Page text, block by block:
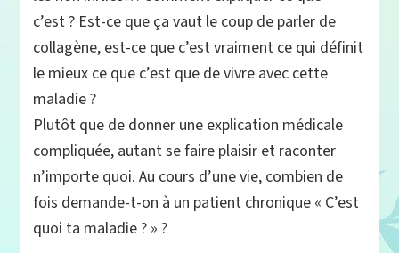
sa
maladie
c’est ? Est-ce que ça vaut le coup de parler de
collagène, est-ce que c’est vraiment ce qui définit
le mieux ce que c’est que de vivre avec cette
maladie ?
Plutôt que de donner une explication médicale
compliquée, autant se faire plaisir et raconter
n’importe quoi. Au cours d’une vie, combien de
fois demande-t-on à un patient chronique « C’est
quoi ta maladie ? » ?